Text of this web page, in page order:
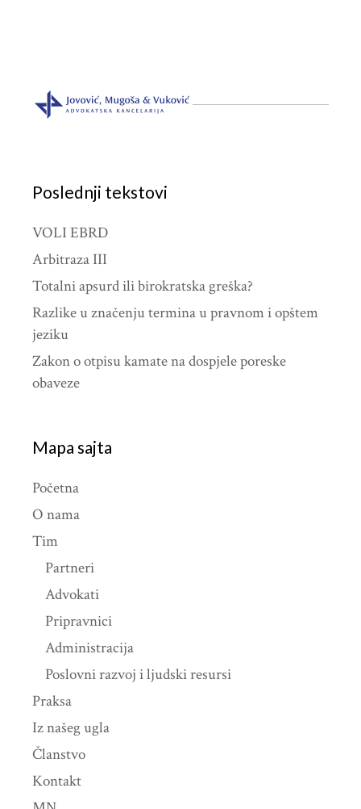
Poslednji tekstovi
VOLI EBRD
Arbitraza III
Totalni apsurd ili birokratska greška?
Razlike u značenju termina u pravnom i opštem
jeziku
Zakon o otpisu kamate na dospjele poreske
obaveze
Mapa sajta
Početna
O nama
Tim
Partneri
Advokati
Pripravnici
Administracija
Poslovni razvoj i ljudski resursi
Praksa
Iz našeg ugla
Članstvo
Kontakt